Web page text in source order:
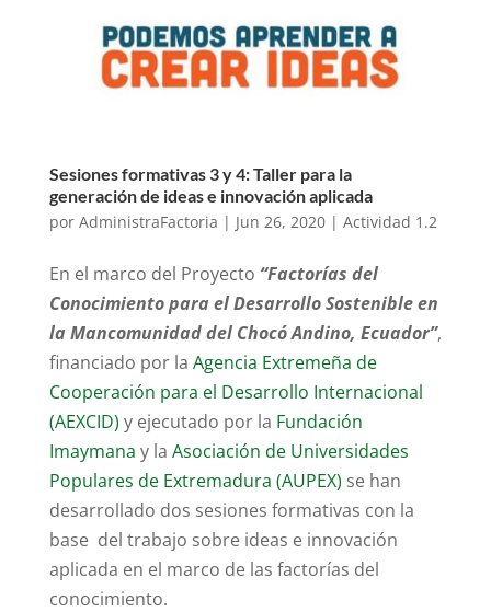
Sesiones formativas 3 y 4: Taller para la
generación de ideas e innovación aplicada
por AdministraFactoria | Jun 26, 2020| Actividad 1.2
En el marco del Proyecto “Factorías del
Conocimiento para el Desarrollo Sostenible en
la Mancomunidad del Chocó Andino, Ecuador”,
financiado por la Agencia Extremeña de
Cooperación para el Desarrollo Internacional
(AEXCID) y ejecutado por la Fundación
Imaymana y la Asociación de Universidades
Populares de Extremadura (AUPEX) se han
desarrollado dos sesiones formativas con la
base del trabajo sobre ideas e innovación
aplicada en el marco de las factorías del
conocimiento.